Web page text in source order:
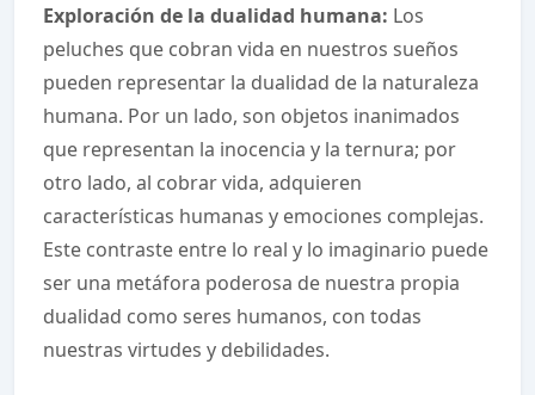
Exploración de la dualidad humana: Los
peluches que cobran vida en nuestros sueños
pueden representar la dualidad de la naturaleza
humana. Por un lado, son objetos inanimados
que representan la inocencia y la ternura; por
otro lado, al cobrar vida, adquieren
características humanas y emociones complejas.
Este contraste entre lo real y lo imaginario puede
ser una metáfora poderosa de nuestra propia
dualidad como seres humanos, con todas
nuestras virtudes y debilidades.